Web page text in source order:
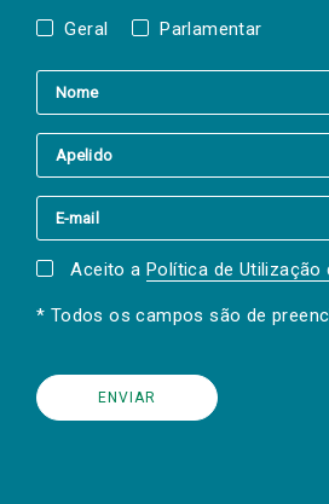
Geral Parlamentar
Aceito a Política de Utilização
* Todos os campos são de